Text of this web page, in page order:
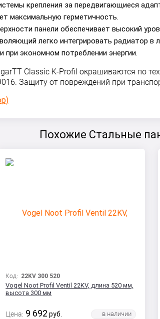
крепления за передвигающиеся
максимальную герметичность.
панели обеспечивает высокий
легко интегрировать радиатор в
при экономном потреблении энергии.
Classic K-Profil окрашиваются по
Защиту от повреждений при
Похожие Стальные
Код: 22KV 300 520
Vogel Noot Profil Ventil 22KV, длина 520 мм,
высота 300 мм
Цена: 9 692 руб.